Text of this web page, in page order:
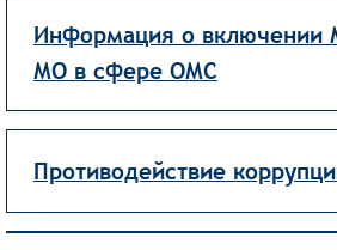
Информация о включении
МО в сфере ОМС
Противодействие